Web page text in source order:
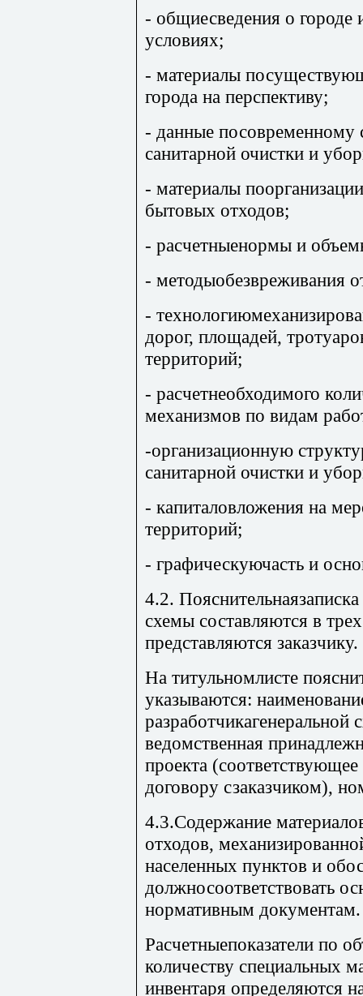
- общиесведения о городе
условиях;
- материалы
города на перспективу;
- данные посовременному
санитарной очистки и
- материалы
бытовых отходов;
- расчетныенормы и
- методыобезвреживания
-
дорог, площадей,
территорий;
- расчетнеобходимого
механизмов по видам
-организационную
санитарной очистки и
- капиталовложения на
территорий;
- графическуючасть и
4.2.
схемы составляются в
представляются заказчику.
На титульномлисте
указываются:
разработчикагенеральной
ведомственная
проекта
договору сзаказчиком),
4.3.Содержание
отходов,
населенных пунктов и
должносоответствовать
нормативным документам.
Расчетныепоказатели по
количеству специальных
инвентаря определяются